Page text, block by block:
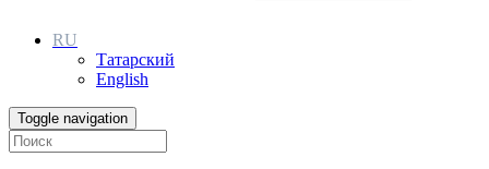
RU
Татарский
English
Toggle navigation